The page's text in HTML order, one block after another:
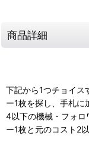
商品詳細
下記から1つチョイス
ー1枚を探し、手札に
4以下の機械・フォロ
ー1枚と元のコスト2